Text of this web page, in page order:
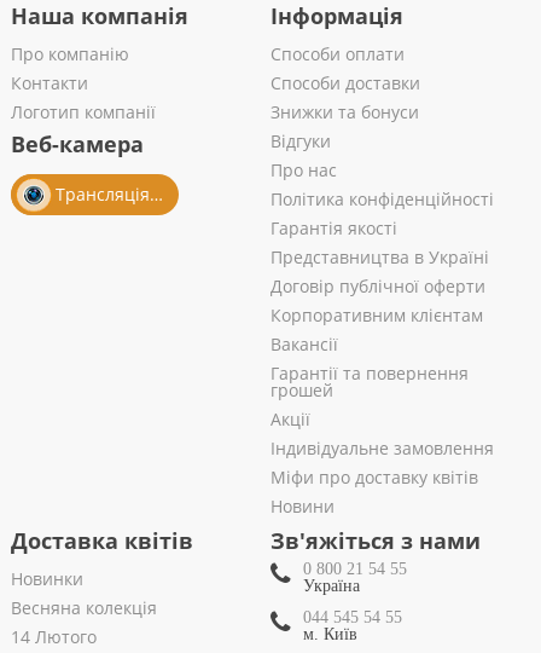
Наша компанія
Про компанію
Контакти
Логотип компанії
Веб-камера
Трансляція із салону
Інформація
Способи оплати
Способи доставки
Знижки та бонуси
Відгуки
Про нас
Політика конфіденційності
Гарантія якості
Представництва в Україні
Договір публічної оферти
Корпоративним клієнтам
Вакансії
Гарантії та повернення
грошей
Акції
Індивідуальне замовлення
Міфи про доставку квітів
Новини
Доставка квітів
Новинки
Весняна колекція
14 Лютого
Зв'яжіться з нами
0 800 21 54 55
Україна
044 545 54 55
м. Київ